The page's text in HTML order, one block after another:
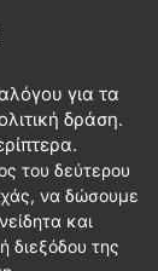
για τα
δράση.
του δεύτερου
να δώσουμε
και
διεξόδου της